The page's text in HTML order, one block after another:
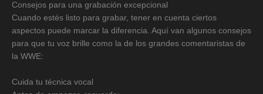
Consejos para una grabación excepcional
Cuando estés listo para grabar, tener en cuenta ciertos
aspectos puede marcar la diferencia. Aquí van algunos consejos
para que tu voz brille como la de los grandes comentaristas de
la WWE:
Cuida tu técnica vocal